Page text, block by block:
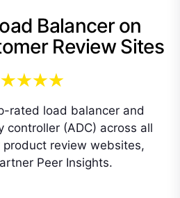
Balancer on
Review Sites
rated load balancer and
controller (ADC) across all
review websites,
Peer Insights.